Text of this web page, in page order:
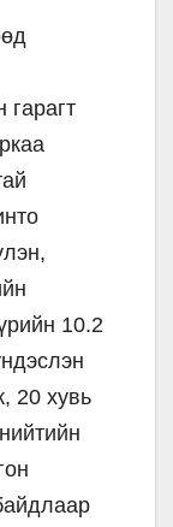
гарагт
10.2
20 хувь